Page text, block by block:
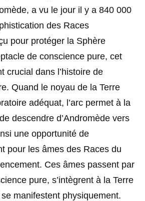
a vu le jour il y a 840 000
des Races
pour protéger la Sphère
de conscience pure, cet
crucial dans l’histoire de
Quand le noyau de la Terre
adéquat, l’arc permet à la
descendre d’Andromède vers
une opportunité de
pour les âmes des Races du
Ces âmes passent par
pure, s’intègrent à la Terre
manifestent physiquement.